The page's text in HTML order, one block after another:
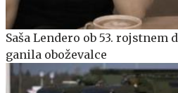
Saša Lendero ob 53. rojstnem
ganila oboževalce